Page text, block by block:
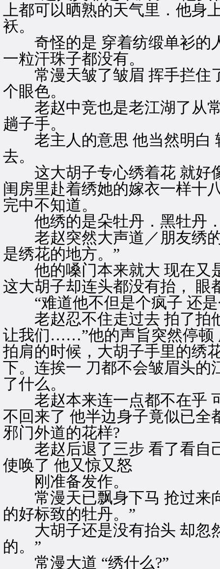
上都可以晒熟的天气里．他身
袄。
奇怪的是 穿着纺缎单衫的
一粒汗珠子都没有。
常漫天皱了皱眉 挥手拦住
个眼色。
老赵中竞也是老江湖了从常
趟子手。
老主人的意思 他当然明白
去。
这大胡子专心绣着花 就好
闺房里赴着绣她的嫁衣一样十
完中不知道。
他绣的是朵牡丹．黑牡丹．
老赵突然大声道／朋友绣的
是绣花的地方。”
他的嗓门本来就大 现在又
这大胡子却连头都没有抬， 眼
“难道他不但是个疯子 还是
老赵忍不住走过去 拍了拍
让我们……”他的声旨突然停顿
拍肩的时候，大胡子手里的绣
下。连挨一 刀都不会皱眉头的
了什么。
老赵本来连一点都不在乎
不回来了 他半边身子竟似已全
邪门外道的花样?
老赵后退了三步 看了看自
使唤了 他又惊又怒
刚准备发作。
常漫天已飘身下马 抢过来
的好标致的牡丹。”
大胡子还是没有抬头 却忽
的。”
常漫大道 “绣什么?”